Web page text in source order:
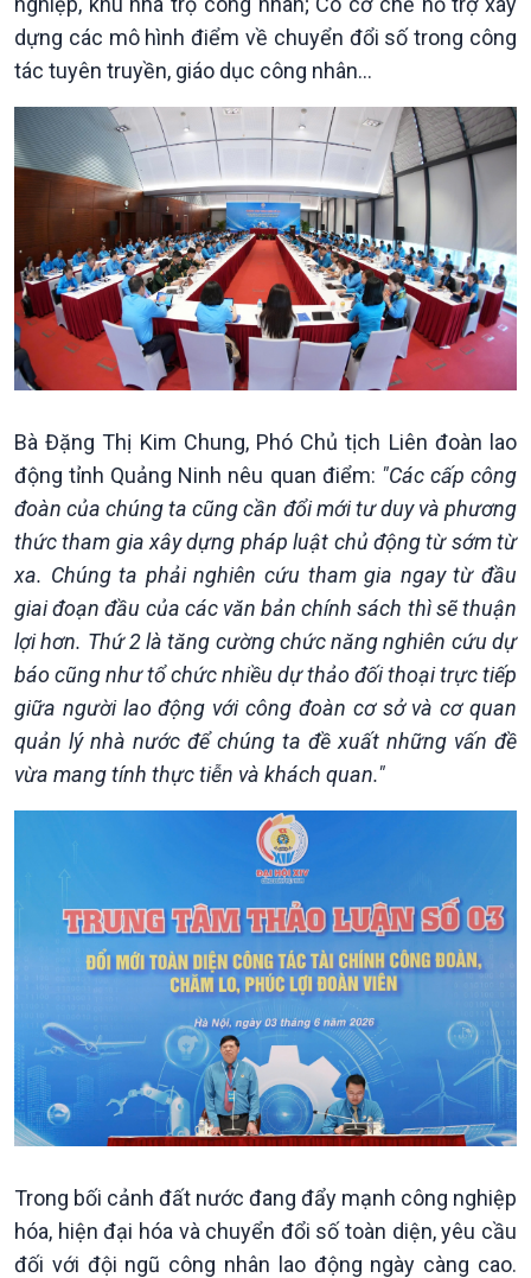
Xã hội
Tin Đời sống & Xã hội
360 độ Sức khỏe
Chuyển đổi Xanh
Tài nguyên và Môi trường
Chuyên gia của bạn
Xã hội chuyển động
Bước chân đến trường
Khoa học & Công nghệ
Tin Khoa học & Công nghệ
Kết nối công nghệ
Sống chung với biến đổi
khí hậu
Văn hoá & Du lịch
Tin Văn hoá & Du lịch
Chát với người nổi tiếng
Multimedia
Ảnh
Video
E-Magazine
dựng các mô hình điểm về chuyển đổi số trong công
tác tuyên truyền, giáo dục công nhân...
Bà Đặng Thị Kim Chung, Phó Chủ tịch Liên đoàn lao
động tỉnh Quảng Ninh nêu quan điểm: "Các cấp công
đoàn của chúng ta cũng cần đổi mới tư duy và phương
thức tham gia xây dựng pháp luật chủ động từ sớm từ
xa. Chúng ta phải nghiên cứu tham gia ngay từ đầu
giai đoạn đầu của các văn bản chính sách thì sẽ thuận
lợi hơn. Thứ 2 là tăng cường chức năng nghiên cứu dự
báo cũng như tổ chức nhiều dự thảo đối thoại trực tiếp
giữa người lao động với công đoàn cơ sở và cơ quan
quản lý nhà nước để chúng ta đề xuất những vấn đề
vừa mang tính thực tiễn và khách quan."
Trong bối cảnh đất nước đang đẩy mạnh công nghiệp
hóa, hiện đại hóa và chuyển đổi số toàn diện, yêu cầu
đối với đội ngũ công nhân lao động ngày càng cao.